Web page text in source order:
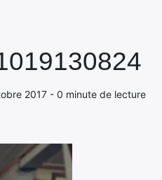
2017 - 0 minute de lecture